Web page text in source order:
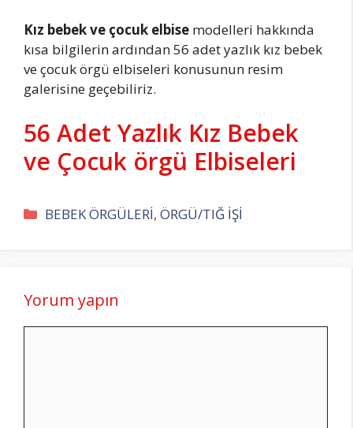
Kız bebek ve çocuk elbise modelleri hakkında
kısa bilgilerin ardından 56 adet yazlık kız bebek
ve çocuk örgü elbiseleri konusunun resim
galerisine geçebiliriz.
56 Adet Yazlık Kız Bebek
ve Çocuk örgü Elbiseleri
Kategoriler
BEBEK ÖRGÜLERİ,ÖRGÜ/TIĞ İŞİ
Yorum yapın